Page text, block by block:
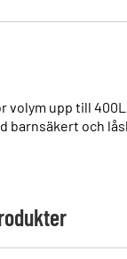
volym upp till
barnsäkert och